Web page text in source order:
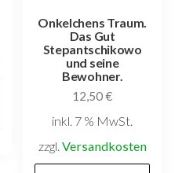
Onkelchens Traum.
Das Gut
Stepantschikowo
und seine
Bewohner.
12,50€
inkl. 7 % MwSt.
zzgl. Versandkosten